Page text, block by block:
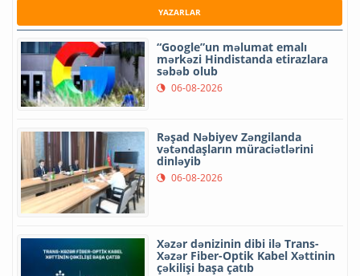
YAZARLAR
“Google”un məlumat emalı
mərkəzi Hindistanda etirazlara
səbəb olub
06-08-2026
Rəşad Nəbiyev Zəngilanda
vətəndaşların müraciətlərini
dinləyib
06-08-2026
Xəzər dənizinin dibi ilə Trans-
Xəzər Fiber-Optik Kabel Xəttinin
çəkilişi başa çatıb